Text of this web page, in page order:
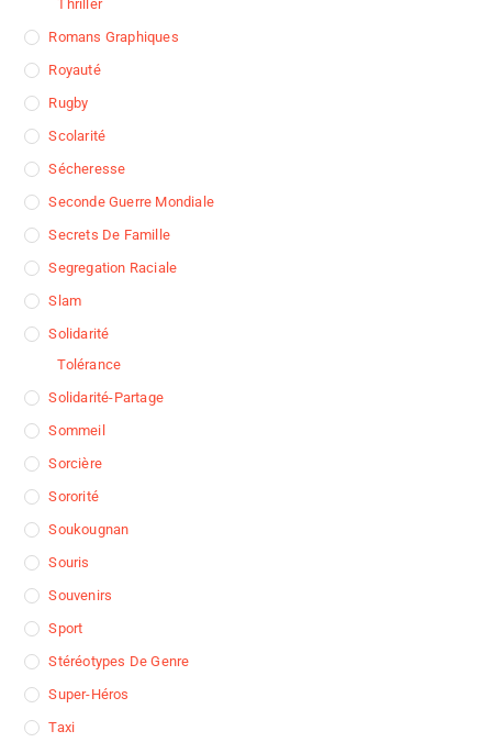
Thriller
Romans Graphiques
Royauté
Rugby
Scolarité
Sécheresse
Seconde Guerre Mondiale
Secrets De Famille
Segregation Raciale
Slam
Solidarité
Tolérance
Solidarité-Partage
Sommeil
Sorcière
Sororité
Soukougnan
Souris
Souvenirs
Sport
Stéréotypes De Genre
Super-Héros
Taxi